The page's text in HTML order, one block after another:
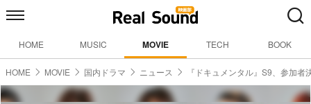
HOME MUSIC MOVIE TECH BOOK
HOME MOVIE 国内ドラマ ニュース 『ドキュメンタル』S9、参加者